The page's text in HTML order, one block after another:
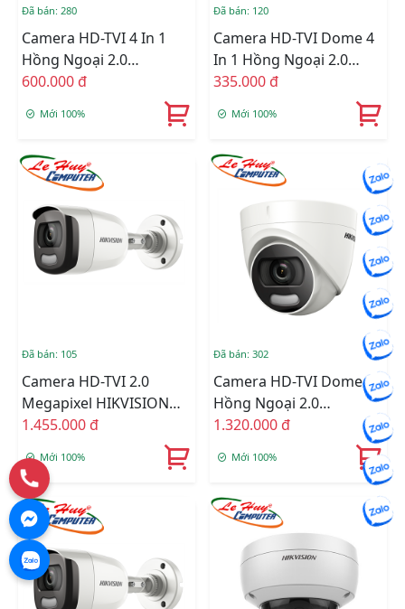
Đã bán: 280
Camera HD-TVI 4 In 1
Hồng Ngoại 2.0
Megapixel HIKVISION
600.000 đ
Mới 100%
Đã bán: 120
Camera HD-TVI Dome 4
In 1 Hồng Ngoại 2.0
Megapixel HIKVISION
335.000 đ
Mới 100%
Đã bán: 105
Camera HD-TVI 2.0
Megapixel HIKVISION
DS-2CE12DFT-F
1.455.000 đ
Mới 100%
Đã bán: 302
Camera HD-TVI Dome
Hồng Ngoại 2.0
Megapixel HIKVISION
1.320.000 đ
Mới 100%